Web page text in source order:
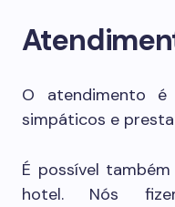
O atendimento
simpáticos e
É possível
hotel. Nós